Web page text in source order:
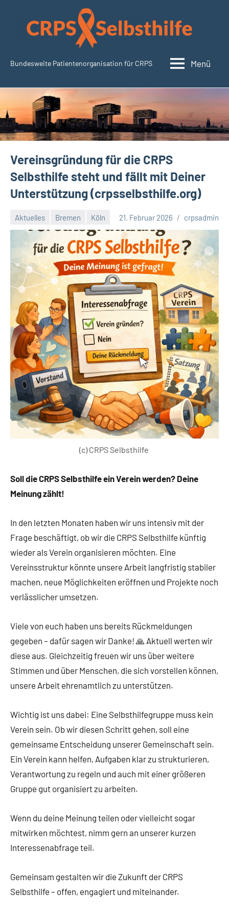
springen
CRPSSelbsthilfe.org
Bundesweite Patientenorganisation für CRPS Menü
Vereinsgründung für die CRPS
Selbsthilfe steht und fällt mit Deiner
Unterstützung (crpsselbsthilfe.org)
Aktuelles Bremen Köln 21. Februar 2026 crpsadmin
(c) CRPS Selbsthilfe
Soll die CRPS Selbsthilfe ein Verein werden? Deine
Meinung zählt!
In den letzten Monaten haben wir uns intensiv mit der
Frage beschäftigt, ob wir die CRPS Selbsthilfe künftig
wieder als Verein organisieren möchten. Eine
Vereinsstruktur könnte unsere Arbeit langfristig stabiler
machen, neue Möglichkeiten eröffnen und Projekte noch
verlässlicher umsetzen.
Viele von euch haben uns bereits Rückmeldungen
gegeben – dafür sagen wir Danke! 🙏 Aktuell werten wir
diese aus. Gleichzeitig freuen wir uns über weitere
Stimmen und über Menschen, die sich vorstellen können,
unsere Arbeit ehrenamtlich zu unterstützen.
Wichtig ist uns dabei: Eine Selbsthilfegruppe muss kein
Verein sein. Ob wir diesen Schritt gehen, soll eine
gemeinsame Entscheidung unserer Gemeinschaft sein.
Ein Verein kann helfen, Aufgaben klar zu strukturieren,
Verantwortung zu regeln und auch mit einer größeren
Gruppe gut organisiert zu arbeiten.
Wenn du deine Meinung teilen oder vielleicht sogar
mitwirken möchtest, nimm gern an unserer kurzen
Interessenabfrage teil.
Gemeinsam gestalten wir die Zukunft der CRPS
Selbsthilfe – offen, engagiert und miteinander.